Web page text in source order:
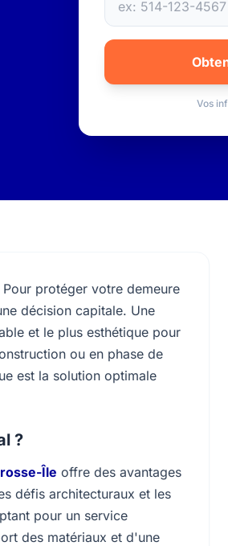
Vos
protéger votre demeure
décision capitale. Une
et le plus esthétique pour
ou en phase de
est la solution optimale
?
Île offre des avantages
défis architecturaux et les
pour un service
des matériaux et d'une